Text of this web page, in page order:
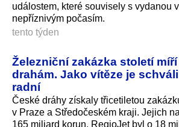
událostem, které souvisely s vydanou
nepříznivým počasím.
tento týden
Železniční zakázka století
drahám. Jako vítěze je
radní
České dráhy získaly třicetiletou
v Praze a Středočeském kraji. Jejich
165 miliard korun, RegioJet byl o 18